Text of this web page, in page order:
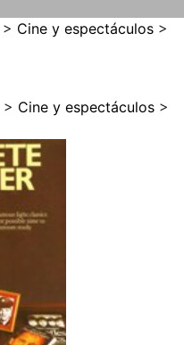
> Cine y espectáculos >
> Cine y espectáculos >